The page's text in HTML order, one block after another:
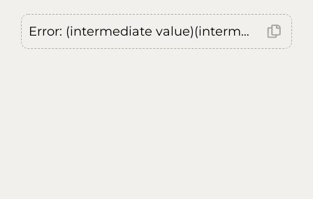
Error: (intermediate value)(intermediate value)(intermediate value).replaceAll is not a function